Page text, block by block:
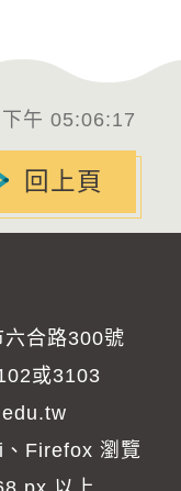
午 05:06:17
回上頁
合路300號
或3103
Firefox 瀏覽